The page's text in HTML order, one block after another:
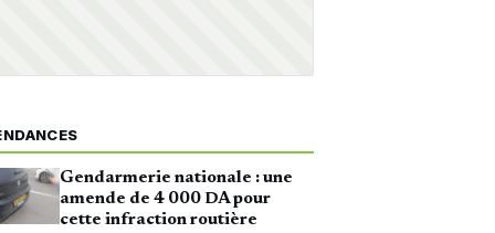
Gendarmerie nationale : une
amende de 4 000 DA pour
cette infraction routière